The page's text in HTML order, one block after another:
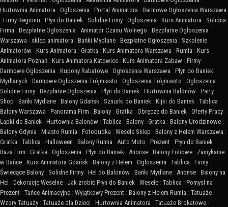
Hurtownia Animatora : Ogłoszenia : Portal Animatora : Darmowe Ogłoszenia Warszawa
: Firmy Regionu : Płyn do Baniek : Solidne Firmy : Ogłoszenia : Kurs Animatora : Solidna
Firma : Bezpłatne Ogłoszenia : Animator Czasu Wolnego : Bezpłatne Ogłoszenia
Warszawa : sklep animatora : Bańki Mydlane : Bezpłatne Ogłoszenia : Szkolenie
Animatorów : Kurs Animatora : Gratka : Kurs Animatora Warszawa : Rumia : Kurs
Animatora Poznań : Kurs Animatora Katowice : Kurs Animatora Zabaw : Firmy :
Darmowe Ogłoszenia : Kupony Rabatowe : Ogłoszenia Warszawa : Płyn do Baniek
Mydlanych : Darmowe Ogłoszenia Trójmiasto : Ogłoszenia Trójmiasto : Ogłoszenia :
Solidne Firmy : Bezpłatne Ogłoszenia : Płyn do Baniek : Hurtownia Balonów : Party
Shop : Bańki Mydlane : Balony Gdańsk : Sznurki do Baniek : Kijki do Baniek : Tablica :
Balony Warszawa : Panorama Firm : Balony : Gratka : Obręcze do Baniek : Oferty Pracy :
Łapki do Baniek : Hurtownia Balonów : Tablica : Balony : Gratka : Balony Urodzinowe :
Balony Gdynia : Miasto Rumia : Fotobudka : Wesele Sklep : Balony z Helem Warszawa :
Gratka : Tablica : Halloween : Balony Rumia : Auto Moto : Prezent : Płyn do Baniek :
Baza Firm : Gratka : Ogłoszenia : Płyn do Baniek : Anonse : Balony Foliowe : Zamykanie
w Bańce : Kurs Animatora Gdańsk : Balony z Helem : Ogłoszenia : Tablica : Firmy :
Świecące Balony : Solidne Firmy : Hel do Balonów : Bańki Mydlane : Anonse : Balony na
Hel : Dekoracje Weselne : Jak zrobić Płyn do Baniek : Wesele : Tablica : Pomysł na
Prezent : Tańce Animacyjne : Wyjątkowy Prezent : Balony z Helem Rumia : Tatuaże :
Wzory Tatuaży : Tatuaże dla Dzieci : Hurtownia Animatora : Tatuaże Brokatowe :